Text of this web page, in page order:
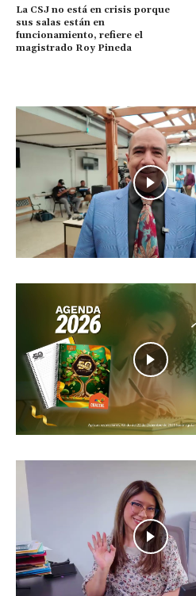
La CSJ no está en crisis porque
sus salas están en
funcionamiento, refiere el
magistrado Roy Pineda